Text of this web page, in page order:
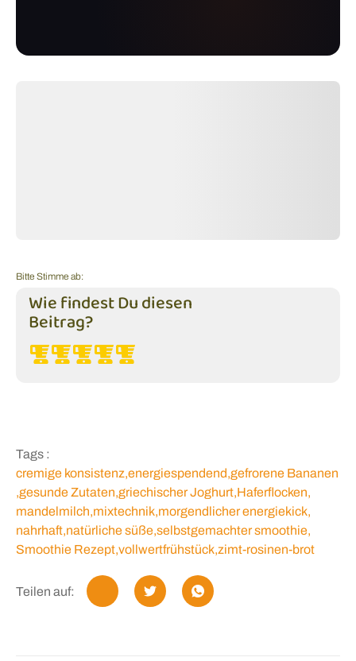
Bitte Stimme ab:
Wie findest Du diesen
Beitrag?
Tags :
cremige konsistenz,energiespendend,gefrorene Bananen
,gesunde Zutaten,griechischer Joghurt,Haferflocken,
mandelmilch,mixtechnik,morgendlicher energiekick,
nahrhaft,natürliche süße,selbstgemachter smoothie,
Smoothie Rezept,vollwertfrühstück,zimt-rosinen-brot
Teilen auf: